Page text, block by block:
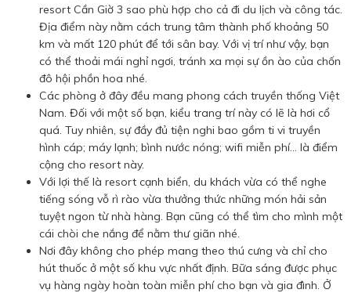
resort Cần Giờ 3 sao phù hợp cho cả đi du lịch và công tác.
Địa điểm này nằm cách trung tâm thành phố khoảng 50
km và mất 120 phút để tới sân bay. Với vị trí như vậy, bạn
có thể thoải mái nghỉ ngơi, tránh xa mọi sự ồn ào của chốn
đô hội phồn hoa nhé.
Các phòng ở đây đều mang phong cách truyền thống Việt
Nam. Đối với một số bạn, kiểu trang trí này có lẽ là hơi cổ
quá. Tuy nhiên, sự đầy đủ tiện nghi bao gồm ti vi truyền
hình cáp; máy lạnh; bình nước nóng; wifi miễn phí… là điểm
cộng cho resort này.
Với lợi thế là resort cạnh biển, du khách vừa có thể nghe
tiếng sóng vỗ rì rào vừa thưởng thức những món hải sản
tuyệt ngon từ nhà hàng. Bạn cũng có thể tìm cho mình một
cái chòi che nắng để nằm thư giãn nhé.
Nơi đây không cho phép mang theo thú cưng và chỉ cho
hút thuốc ở một số khu vực nhất định. Bữa sáng được phục
vụ hàng ngày hoàn toàn miễn phí cho bạn và gia đình. Ở